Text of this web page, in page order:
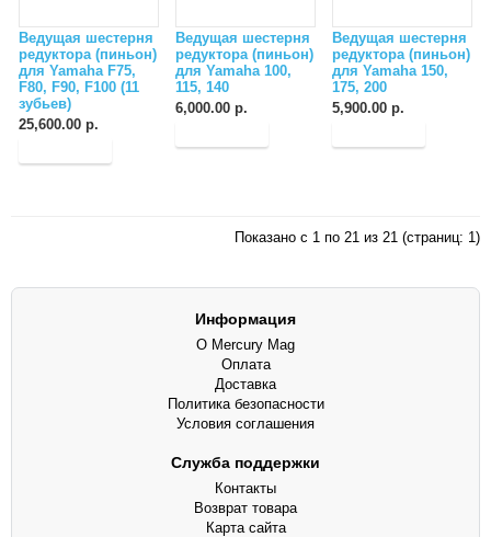
Ведущая шестерня
редуктора (пиньон)
для Yamaha F75,
F80, F90, F100 (11
зубьев)
25,600.00 р.
Ведущая шестерня
редуктора (пиньон)
для Yamaha 100,
115, 140
6,000.00 р.
Ведущая шестерня
редуктора (пиньон)
для Yamaha 150,
175, 200
5,900.00 р.
Показано с 1 по 21 из 21 (страниц: 1)
Информация
О Mercury Mag
Оплата
Доставка
Политика безопасности
Условия соглашения
Служба поддержки
Контакты
Возврат товара
Карта сайта